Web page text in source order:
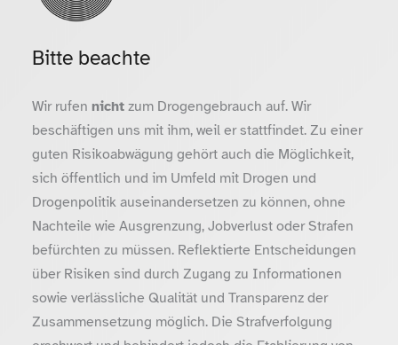
Bitte beachte
Wir rufen nichtzum Drogengebrauch auf. Wir
beschäftigen uns mit ihm, weil er stattfindet. Zu einer
guten Risikoabwägung gehört auch die Möglichkeit,
sich öffentlich und im Umfeld mit Drogen und
Drogenpolitik auseinandersetzen zu können, ohne
Nachteile wie Ausgrenzung, Jobverlust oder Strafen
befürchten zu müssen. Reflektierte Entscheidungen
über Risiken sind durch Zugang zu Informationen
sowie verlässliche Qualität und Transparenz der
Zusammensetzung möglich. Die Strafverfolgung